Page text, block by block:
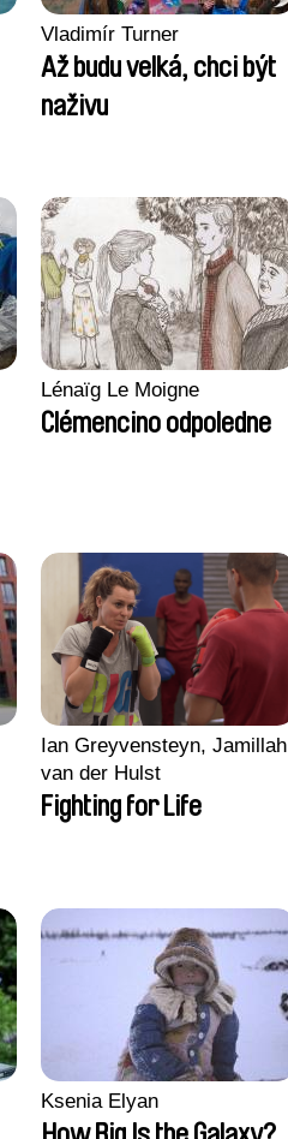
Vladimír Turner
Až budu velká, chci být
naživu
Lénaïg Le Moigne
Clémencino odpoledne
Ian Greyvensteyn, Jamillah
van der Hulst
Fighting for Life
Ksenia Elyan